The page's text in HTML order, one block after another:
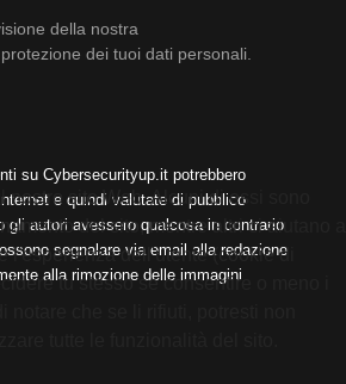
della nostra
dei tuoi dati personali.
su Cybersecurityup.it potrebbero
e quindi valutate di pubblico
gli autori avessero qualcosa in contrario
segnalare via email alla redazione
alla rimozione delle immagini
nostro sito Web. Alcuni di essi sono
del sito, mentre altri ci aiutano a
l'esperienza dell'utente (cookie di
tu stesso se consentire o meno i
notare che se li rifiuti, potresti non